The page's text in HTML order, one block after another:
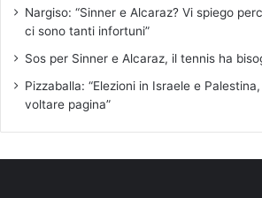
Nargiso: “Sinner e Alcaraz? Vi spiego
ci sono tanti infortuni”
Sos per Sinner e Alcaraz, il tennis ha
Pizzaballa: “Elezioni in Israele e
voltare pagina”